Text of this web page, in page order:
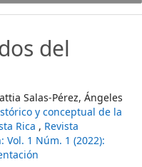
del
Salas-Pérez, Ángeles
y conceptual de la
Rica , Revista
1 Núm. 1 (2022):